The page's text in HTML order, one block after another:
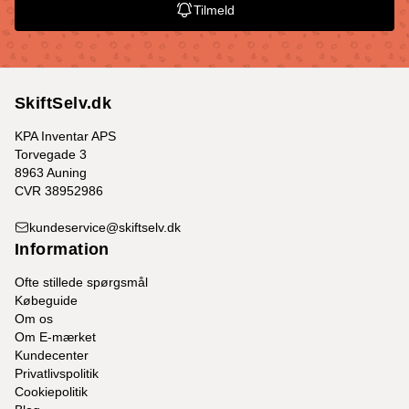
Tilmeld
SkiftSelv.dk
KPA Inventar APS
Torvegade 3
8963 Auning
CVR 38952986
kundeservice@skiftselv.dk
Information
Ofte stillede spørgsmål
Købeguide
Om os
Om E-mærket
Kundecenter
Privatlivspolitik
Cookiepolitik